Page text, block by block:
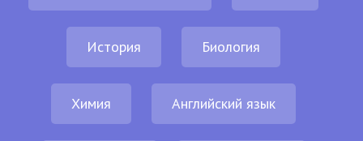
История Биология
Химия Английский язык